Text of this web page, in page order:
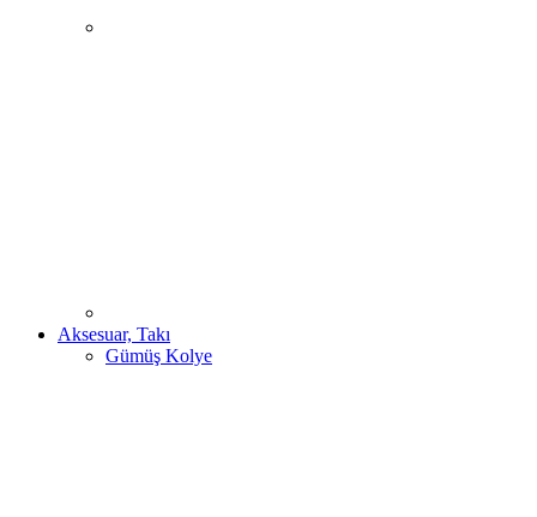
Aksesuar, Takı
Gümüş Kolye